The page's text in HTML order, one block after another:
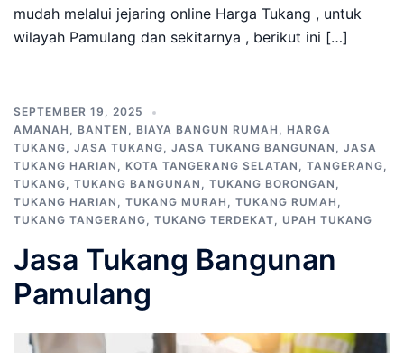
mudah melalui jejaring online Harga Tukang , untuk
wilayah Pamulang dan sekitarnya , berikut ini […]
SEPTEMBER 19, 2025
AMANAH , BANTEN , BIAYA BANGUN RUMAH , HARGA
TUKANG, JASA TUKANG, JASA TUKANG BANGUNAN , JASA
TUKANG HARIAN , KOTA TANGERANG SELATAN , TANGERANG,
TUKANG, TUKANG BANGUNAN , TUKANG BORONGAN ,
TUKANG HARIAN , TUKANG MURAH , TUKANG RUMAH ,
TUKANG TANGERANG, TUKANG TERDEKAT, UPAH TUKANG
Jasa Tukang Bangunan
Pamulang